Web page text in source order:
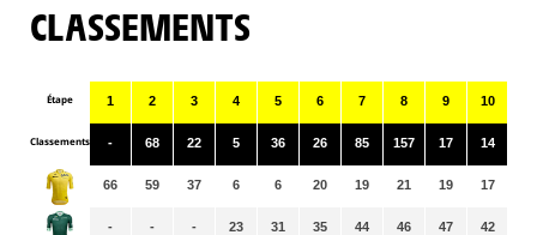
CLASSEMENTS
Étape
Classements
1
-
66
-
2
68
59
-
3
22
37
-
4
5
6
23
5
36
6
31
6
26
20
35
7
85
19
44
8
157
21
46
9
17
19
47
10
14
17
42